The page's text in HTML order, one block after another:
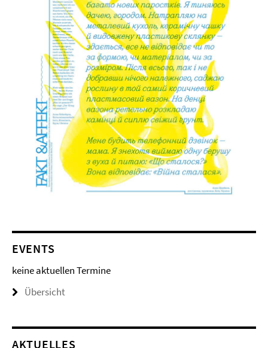
EVENTS
keine aktuellen Termine
Übersicht
AKTUELLES